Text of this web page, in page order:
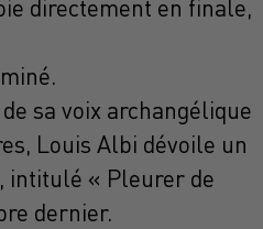
directement en finale,
sa voix archangélique
Louis Albi dévoile un
intitulé « Pleurer de
dernier.